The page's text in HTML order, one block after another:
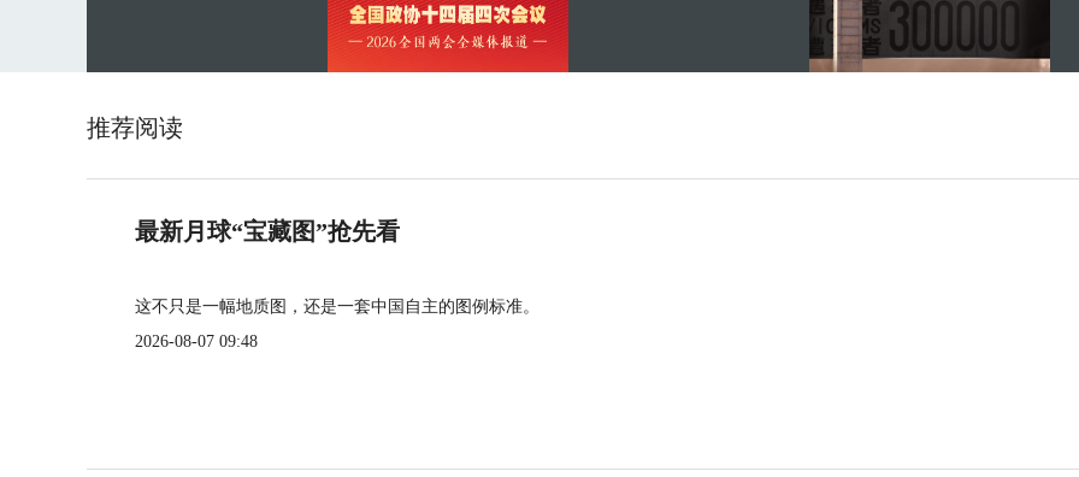
推荐阅读
最新月球“宝藏图”抢先看
这不只是一幅地质图，还是一套中国自主的图例标准。
2026-08-07 09:48